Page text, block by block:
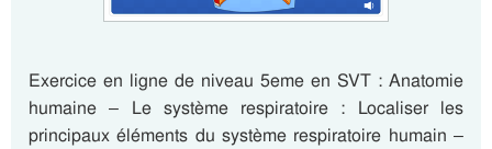
Exercice en ligne de niveau 5eme en SVT : Anatomie
humaine – Le système respiratoire : Localiser les
principaux éléments du système respiratoire humain –